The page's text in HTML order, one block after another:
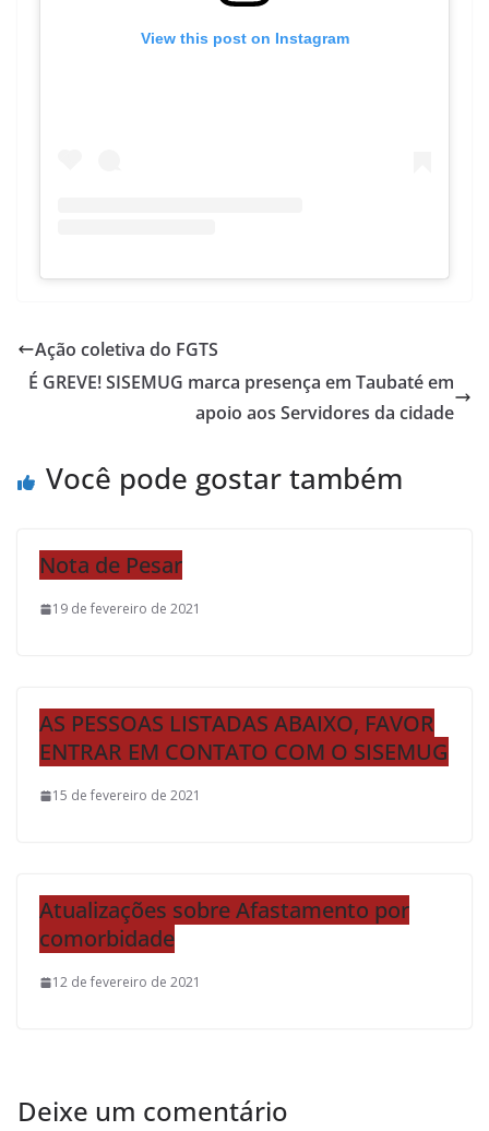
View this post on Instagram
Ação coletiva do FGTS
É GREVE! SISEMUG marca presença em Taubaté em
apoio aos Servidores da cidade
Você pode gostar também
Nota de Pesar
19 de fevereiro de 2021
AS PESSOAS LISTADAS ABAIXO, FAVOR
ENTRAR EM CONTATO COM O SISEMUG
15 de fevereiro de 2021
Atualizações sobre Afastamento por
comorbidade
12 de fevereiro de 2021
Deixe um comentário